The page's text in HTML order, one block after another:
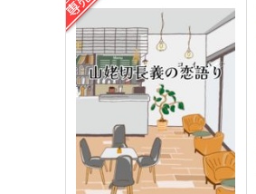
f2
fefefe
1,572円（税込）
山姥切国広×山姥切長義